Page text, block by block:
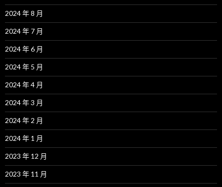
2024 年 8 月
2024 年 7 月
2024 年 6 月
2024 年 5 月
2024 年 4 月
2024 年 3 月
2024 年 2 月
2024 年 1 月
2023 年 12 月
2023 年 11 月